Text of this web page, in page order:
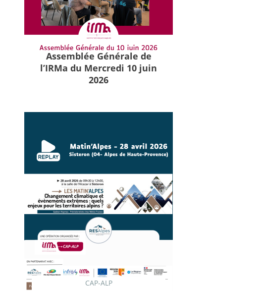
Assemblée Générale de
l’IRMa du Mercredi 10 juin
2026
CAP-ALP